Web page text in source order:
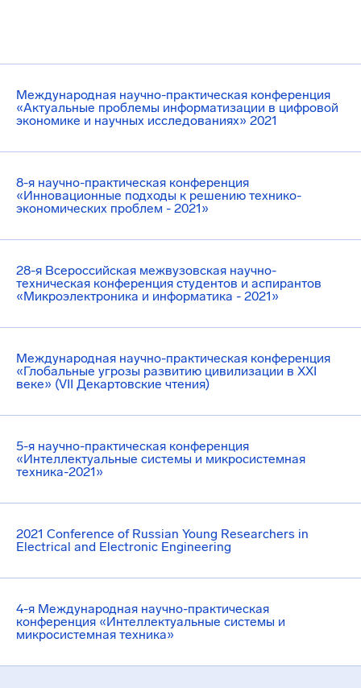
Международная научно-практическая конференция
«Актуальные проблемы информатизации в цифровой
экономике и научных исследованиях» 2021
8-я научно-практическая конференция
«Инновационные подходы к решению технико-
экономических проблем - 2021»
28-я Всероссийская межвузовская научно-
техническая конференция студентов и аспирантов
«Микроэлектроника и информатика - 2021»
Международная научно-практическая конференция
«Глобальные угрозы развитию цивилизации в XXI
веке» (VII Декартовские чтения)
5-я научно-практическая конференция
«Интеллектуальные системы и микросистемная
техника-2021»
2021 Conference of Russian Young Researchers in
Electrical and Electronic Engineering
4-я Международная научно-практическая
конференция «Интеллектуальные системы и
микросистемная техника»